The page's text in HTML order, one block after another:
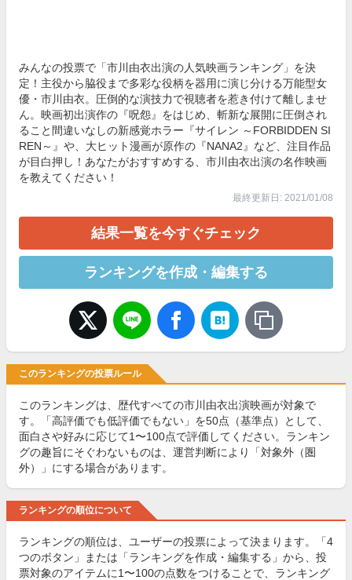
みんなの投票で「市川由衣出演の人気映画ランキング」を決
定！主役から脇役まで多彩な役柄を器用に演じ分ける万能型女
優・市川由衣。圧倒的な演技力で視聴者を惹き付けて離しませ
ん。映画初出演作の『呪怨』をはじめ、斬新な展開に圧倒され
ること間違いなしの新感覚ホラー『サイレン ～FORBIDDEN SI
REN～』や、大ヒット漫画が原作の『NANA2』など、注目作品
が目白押し！あなたがおすすめする、市川由衣出演の名作映画
を教えてください！
最終更新日: 2021/01/08
結果一覧を今すぐチェック
ランキングを作成・編集する
このランキングの投票ルール
このランキングは、歴代すべての市川由衣出演映画が対象で
す。「高評価でも低評価でもない」を50点（基準点）として、
面白さや好みに応じて1〜100点で評価してください。ランキン
グの趣旨にそぐわないものは、運営判断により「対象外（圏
外）」にする場合があります。
ランキングの順位について
ランキングの順位は、ユーザーの投票によって決まります。「4
つのボタン」または「ランキングを作成・編集する」から、投
票対象のアイテムに1〜100の点数をつけることで、ランキング